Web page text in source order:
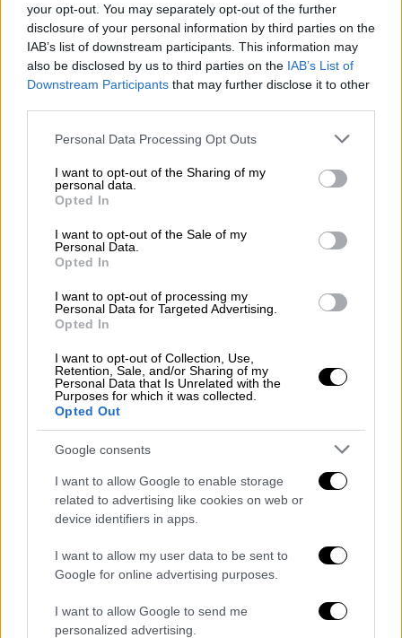
your opt-out. You may separately opt-out of the further
disclosure of your personal information by third parties on the
IAB’s list of downstream participants. This information may
also be disclosed by us to third parties on the IAB’s List of
Downstream Participants that may further disclose it to other
Please note that this website/app uses one or more Google
not limited to your visit or usage behaviour. You may click to
grant or deny consent to Google and its third-party tags to
use your data for below specified purposes in below Google
consent section.
Personal Data Processing Opt Outs
I want to opt-out of the Sharing of my
personal data.
Opted In
I want to opt-out of the Sale of my
Personal Data.
Opted In
I want to opt-out of processing my
Personal Data for Targeted Advertising.
Opted In
I want to opt-out of Collection, Use,
Retention, Sale, and/or Sharing of my
Personal Data that Is Unrelated with the
Purposes for which it was collected.
Opted Out
Google consents
I want to allow Google to enable storage
related to advertising like cookies on web or
device identifiers in apps.
I want to allow my user data to be sent to
Google for online advertising purposes.
I want to allow Google to send me
personalized advertising.
Ξαφνική διακοπή νερού στον Πειραιά:
Ποιες περιοχές επηρεάζονται και από
πότε - Η ανακοίνωση της ΕΥΔΑΠ
στον Πειραιά
Ελλάδα|12.05.2026 12:16
Χωρίς νερό για σχεδόν ένα 24ωρο Νέα
Μάκρη και Μαραθώνας - Διακοπή και